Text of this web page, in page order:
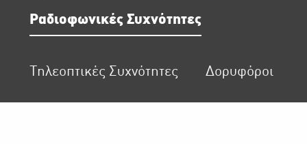
Ραδιοφωνικές Συχνότητες
Τηλεοπτικές Συχνότητες Δορυφόροι